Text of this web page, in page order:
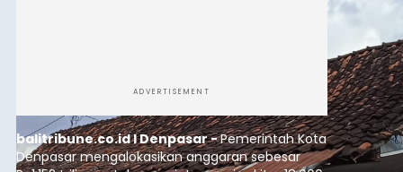
ADVERTISEMENT
balitribune.co.id I Denpasar -Pemerintah Kota
Denpasar mengalokasikan anggaran sebesar